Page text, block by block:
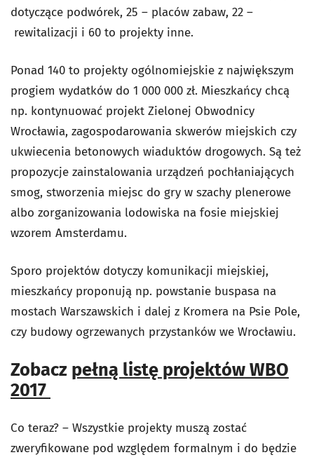
dotyczące podwórek, 25 – placów zabaw, 22 –
rewitalizacji i 60 to projekty inne.
Ponad 140 to projekty ogólnomiejskie z największym
progiem wydatków do 1 000 000 zł. Mieszkańcy chcą
np. kontynuować projekt Zielonej Obwodnicy
Wrocławia, zagospodarowania skwerów miejskich czy
ukwiecenia betonowych wiaduktów drogowych. Są też
propozycje zainstalowania urządzeń pochłaniających
smog, stworzenia miejsc do gry w szachy plenerowe
albo zorganizowania lodowiska na fosie miejskiej
wzorem Amsterdamu.
Sporo projektów dotyczy komunikacji miejskiej,
mieszkańcy proponują np. powstanie buspasa na
mostach Warszawskich i dalej z Kromera na Psie Pole,
czy budowy ogrzewanych przystanków we Wrocławiu.
Zobacz pełną listę projektów WBO
2017
Co teraz? – Wszystkie projekty muszą zostać
zweryfikowane pod względem formalnym i do będzie